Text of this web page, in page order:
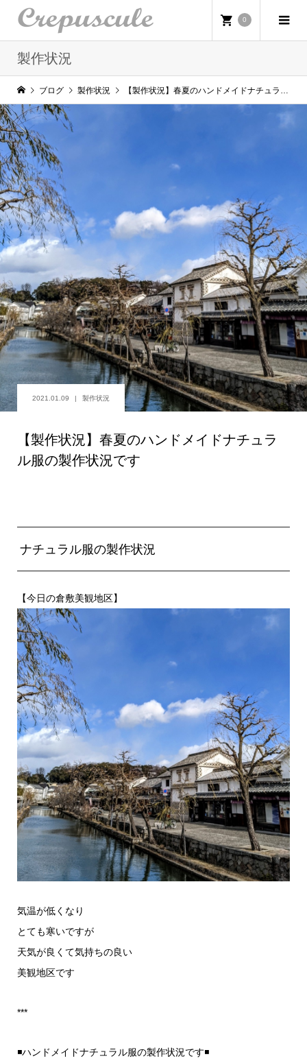
0
製作状況
ブログ 製作状況 【製作状況】春夏のハンドメイドナチュラル服の製作状況です
2021.01.09 製作状況
【製作状況】春夏のハンドメイドナチュラ
ル服の製作状況です
ナチュラル服の製作状況
【今日の倉敷美観地区】
気温が低くなり
とても寒いですが
天気が良くて気持ちの良い
美観地区です
***
◾ハンドメイドナチュラル服の製作状況です◾